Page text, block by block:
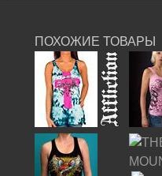
ПОХОЖИЕ ТОВАРЫ